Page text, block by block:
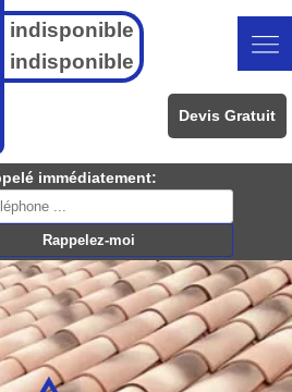
indisponible
indisponible
Devis Gratuit
immédiatement: